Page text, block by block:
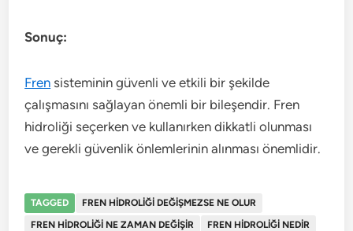
Sonuç:
Fren sisteminin güvenli ve etkili bir şekilde
çalışmasını sağlayan önemli bir bileşendir. Fren
hidroliği seçerken ve kullanırken dikkatli olunması
ve gerekli güvenlik önlemlerinin alınması önemlidir.
TAGGED
FREN HIDROLIĞI DEĞIŞMEZSE NE OLUR
FREN HIDROLIĞI NE ZAMAN DEĞIŞIR
FREN HIDROLIĞI NEDIR